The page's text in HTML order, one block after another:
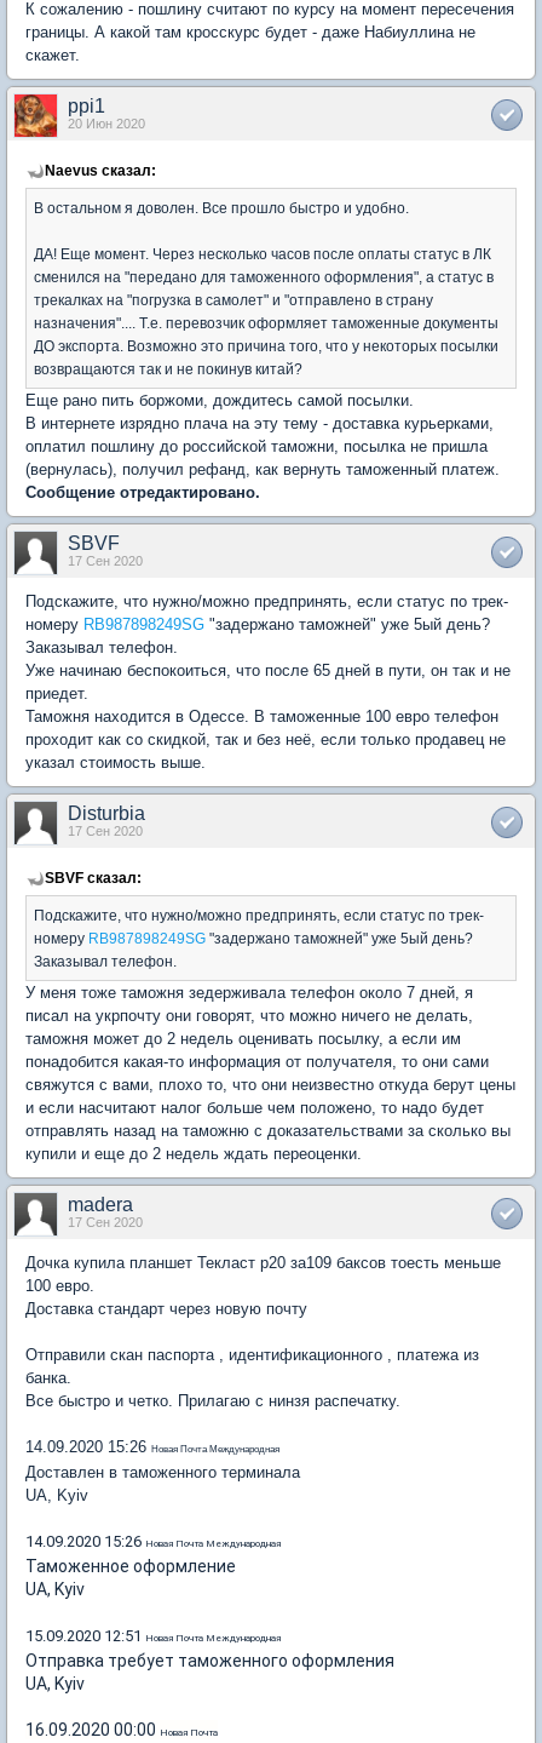
К сожалению - пошлину считают по курсу на момент пересечения
границы. А какой там кросскурс будет - даже Набиуллина не
скажет.
ppi1
20 Июн 2020
Naevus сказал:
В остальном я доволен. Все прошло быстро и удобно.
ДА! Еще момент. Через несколько часов после оплаты статус в ЛК
сменился на "передано для таможенного оформления", а статус в
трекалках на "погрузка в самолет" и "отправлено в страну
назначения".... Т.е. перевозчик оформляет таможенные документы
ДО экспорта. Возможно это причина того, что у некоторых посылки
возвращаются так и не покинув китай?
Еще рано пить боржоми, дождитесь самой посылки.
В интернете изрядно плача на эту тему - доставка курьерками,
оплатил пошлину до российской таможни, посылка не пришла
(вернулась), получил рефанд, как вернуть таможенный платеж.
Сообщение отредактировано.
SBVF
17 Сен 2020
Подскажите, что нужно/можно предпринять, если статус по трек-
номеру RB987898249SG "задержано таможней" уже 5ый день?
Заказывал телефон.
Уже начинаю беспокоиться, что после 65 дней в пути, он так и не
приедет.
Таможня находится в Одессе. В таможенные 100 евро телефон
проходит как со скидкой, так и без неё, если только продавец не
указал стоимость выше.
Disturbia
17 Сен 2020
SBVF сказал:
Подскажите, что нужно/можно предпринять, если статус по трек-
номеру RB987898249SG "задержано таможней" уже 5ый день?
Заказывал телефон.
У меня тоже таможня зедерживала телефон около 7 дней, я
писал на укрпочту они говорят, что можно ничего не делать,
таможня может до 2 недель оценивать посылку, а если им
понадобится какая-то информация от получателя, то они сами
свяжутся с вами, плохо то, что они неизвестно откуда берут цены
и если насчитают налог больше чем положено, то надо будет
отправлять назад на таможню с доказательствами за сколько вы
купили и еще до 2 недель ждать переоценки.
madera
17 Сен 2020
Дочка купила планшет Текласт p20 за109 баксов тоесть меньше
100 евро.
Доставка стандарт через новую почту
Отправили скан паспорта , идентификационного , платежа из
банка.
Все быстро и четко. Прилагаю с нинзя распечатку.
14.09.2020 15:26 Новая Почта Международная
Доставлен в таможенного терминала
UA, Kyiv
14.09.2020 15:26 Новая Почта Международная
Таможенное оформление
UA, Kyiv
15.09.2020 12:51 Новая Почта Международная
Отправка требует таможенного оформления
UA, Kyiv
16.09.2020 00:00 Новая Почта